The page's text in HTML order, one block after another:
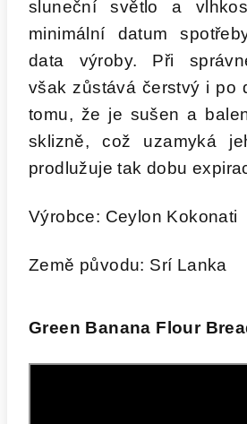
sluneční světlo a
minimální datum
data výroby. Při
však zůstává čerstvý i po
tomu, že je sušen a
sklizně, což uzamyká
prodlužuje tak dobu
Výrobce: Ceylon Kokonati
Země původu: Srí Lanka
Green Banana Flour